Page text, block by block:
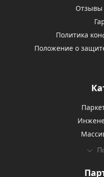
Отзывы
Политика
Положение о